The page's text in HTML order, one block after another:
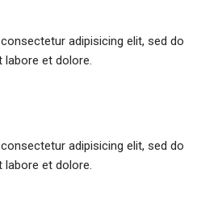
adipisicing elit, sed do
labore et dolore.
adipisicing elit, sed do
labore et dolore.